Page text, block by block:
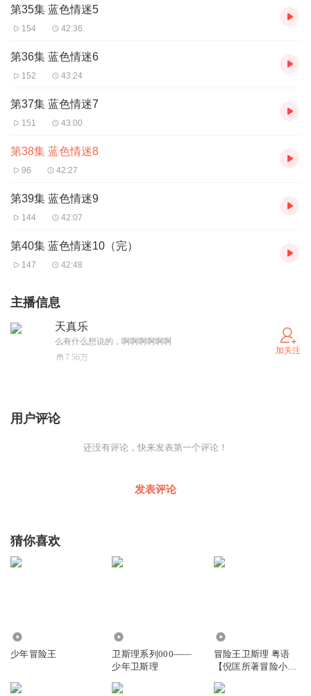
第35集 蓝色情迷5
154 42:36
第36集 蓝色情迷6
152 43:24
第37集 蓝色情迷7
151 43:00
第38集 蓝色情迷8
96 42:27
第39集 蓝色情迷9
144 42:07
第40集 蓝色情迷10（完）
147 42:48
主播信息
天真乐
么有什么想说的，啊啊啊啊啊啊
7.56万
加关注
用户评论
还没有评论，快来发表第一个评论！
发表评论
猜你喜欢
少年冒险王
卫斯理系列000——
少年卫斯理
冒险王卫斯理 粤语
【倪匡所著冒险小